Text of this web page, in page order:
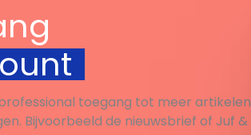
toegang tot meer artikelen
Bijvoorbeeld de nieuwsbrief of Juf &